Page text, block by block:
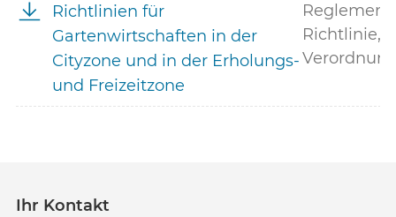
Richtlinien für
Gartenwirtschaften in der
Cityzone und in der Erholungs-
und Freizeitzone
Reglement,
Richtlinie,
Ihr Kontakt